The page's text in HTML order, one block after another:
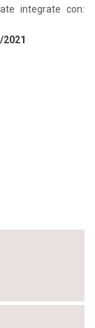
integrate con: